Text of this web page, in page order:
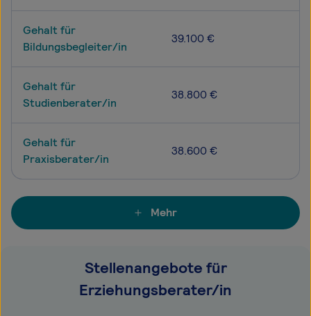
Gehalt für
Bildungsbegleiter/in
39.100 €
Gehalt für
Studienberater/in
38.800 €
Gehalt für
Praxisberater/in
38.600 €
Mehr
Stellenangebote für
Erziehungsberater/in